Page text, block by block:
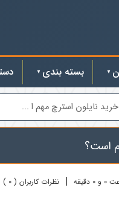
بسته بندی
نایلون استرچ مهم ا ...
است؟
| نظرات کاربران ( 0 )